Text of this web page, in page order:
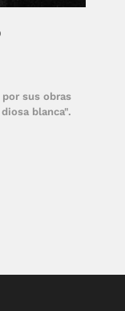
sus obras
blanca".